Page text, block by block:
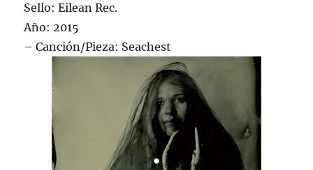
Sello: Eilean Rec.
Año: 2015
– Canción/Pieza: Seachest